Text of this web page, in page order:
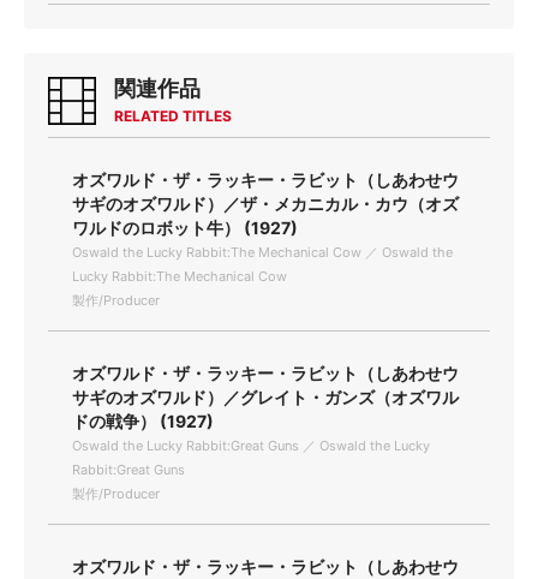
関連作品
RELATED TITLES
オズワルド・ザ・ラッキー・ラビット（しあわせウ
サギのオズワルド）／ザ・メカニカル・カウ（オズ
ワルドのロボット牛） (1927)
Oswald the Lucky Rabbit:The Mechanical Cow ／ Oswald the
Lucky Rabbit:The Mechanical Cow
製作/Producer
オズワルド・ザ・ラッキー・ラビット（しあわせウ
サギのオズワルド）／グレイト・ガンズ（オズワル
ドの戦争） (1927)
Oswald the Lucky Rabbit:Great Guns ／ Oswald the Lucky
Rabbit:Great Guns
製作/Producer
オズワルド・ザ・ラッキー・ラビット（しあわせウ